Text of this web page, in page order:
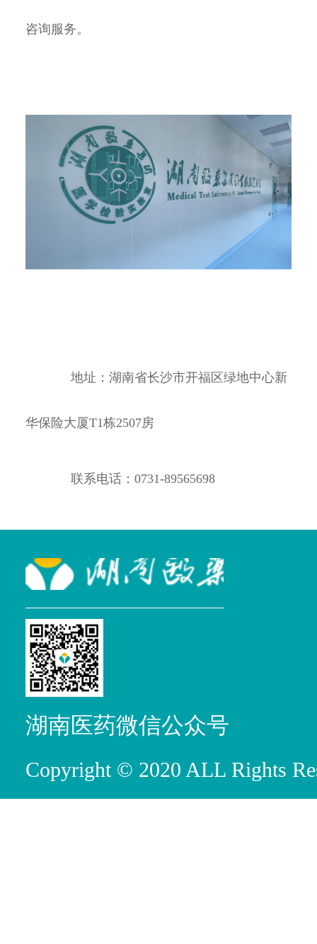
咨询服务。
地址：湖南省长沙市开福区绿地中心新
华保险大厦T1栋2507房
联系电话：0731-89565698
湖南医药微信公众号
Copyright © 2020 ALL Rights